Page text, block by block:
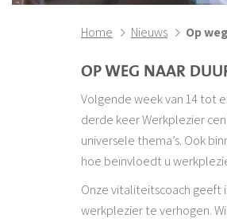
Home Nieuws Op
OP WEG NAAR
Volgende week van 14 tot
derde keer Werkplezier
universele thema’s. Ook
hoe beïnvloedt u
Onze vitaliteitscoach geeft
werkplezier te verhogen.